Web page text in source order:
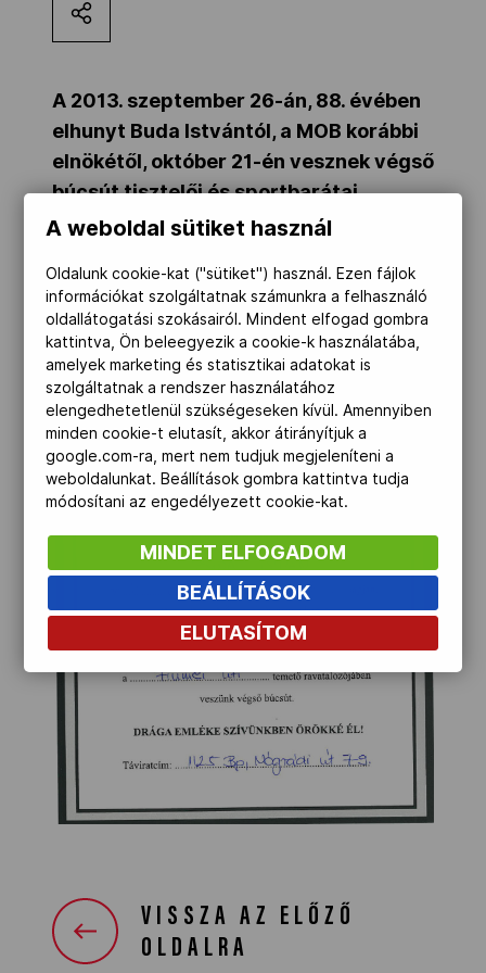
Kettőskarrier-program
NOB
Társszervezetek
OVEP
Adatbank
A 2013. szeptember 26-án, 88. évében
elhunyt Buda Istvántól, a MOB korábbi
elnökétől, október 21-én vesznek végső
búcsút tisztelői és sportbarátai.
VISSZA AZ ELŐZŐ
OLDALRA
A weboldal sütiket használ
Oldalunk cookie-kat ("sütiket") használ. Ezen fájlok
információkat szolgáltatnak számunkra a felhasználó
oldallátogatási szokásairól. Mindent elfogad gombra
kattintva, Ön beleegyezik a cookie-k használatába,
amelyek marketing és statisztikai adatokat is
szolgáltatnak a rendszer használatához
elengedhetetlenül szükségeseken kívül. Amennyiben
minden cookie-t elutasít, akkor átirányítjuk a
google.com-ra, mert nem tudjuk megjeleníteni a
weboldalunkat. Beállítások gombra kattintva tudja
módosítani az engedélyezett cookie-kat.
MINDET ELFOGADOM
BEÁLLÍTÁSOK
ELUTASÍTOM